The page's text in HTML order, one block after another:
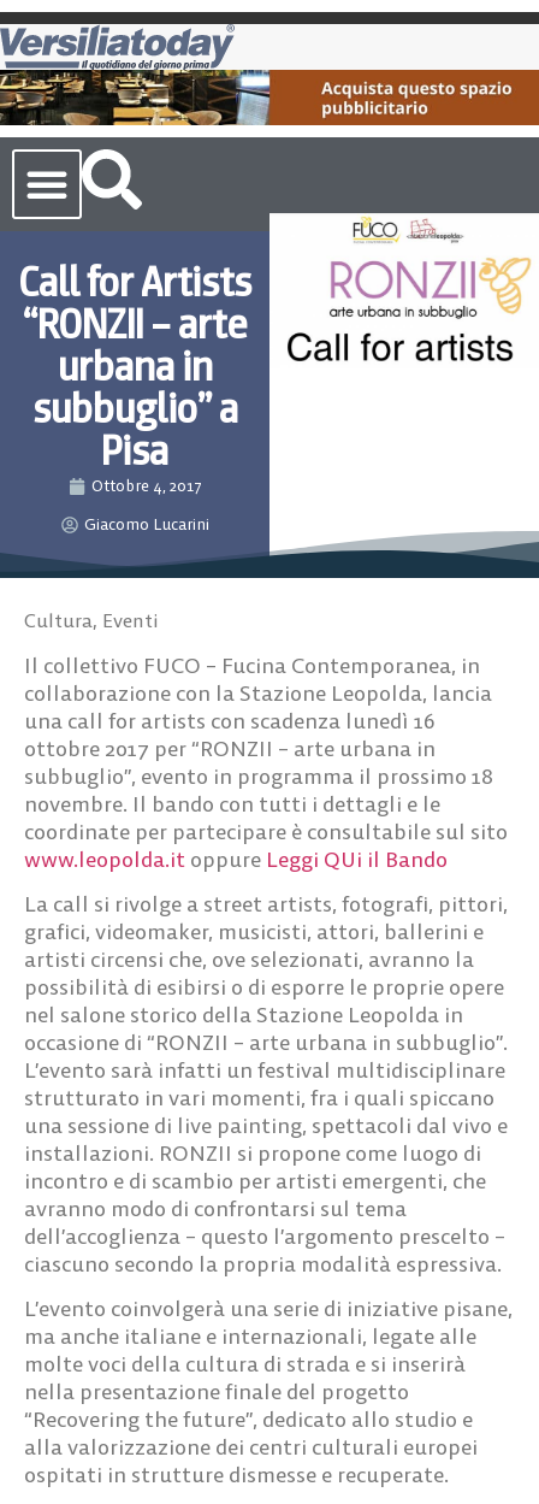
Call for Artists
“RONZII – arte
urbana in
subbuglio” a
Pisa
Ottobre 4, 2017
Giacomo Lucarini
Cultura, Eventi
Il collettivo FUCO – Fucina Contemporanea, in
collaborazione con la Stazione Leopolda, lancia
una call for artists con scadenza lunedì 16
ottobre 2017 per “RONZII – arte urbana in
subbuglio”, evento in programma il prossimo 18
novembre. Il bando con tutti i dettagli e le
coordinate per partecipare è consultabile sul sito
www.leopolda.it oppure Leggi QUi il Bando
La call si rivolge a street artists, fotografi, pittori,
grafici, videomaker, musicisti, attori, ballerini e
artisti circensi che, ove selezionati, avranno la
possibilità di esibirsi o di esporre le proprie opere
nel salone storico della Stazione Leopolda in
occasione di “RONZII – arte urbana in subbuglio”.
L’evento sarà infatti un festival multidisciplinare
strutturato in vari momenti, fra i quali spiccano
una sessione di live painting, spettacoli dal vivo e
installazioni. RONZII si propone come luogo di
incontro e di scambio per artisti emergenti, che
avranno modo di confrontarsi sul tema
dell’accoglienza – questo l’argomento prescelto –
ciascuno secondo la propria modalità espressiva.
L’evento coinvolgerà una serie di iniziative pisane,
ma anche italiane e internazionali, legate alle
molte voci della cultura di strada e si inserirà
nella presentazione finale del progetto
“Recovering the future”, dedicato allo studio e
alla valorizzazione dei centri culturali europei
ospitati in strutture dismesse e recuperate.